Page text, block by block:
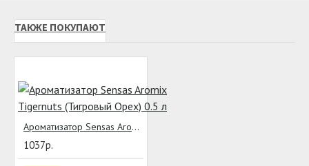
проверен временем и доказал свою эффективность в
самых разных условиях ловли. С ним вы сможете
Преимущества покупки в магазине
Мистер Карп
рыбакам по всей России находить качественные
ТАКЖЕ ПОКУПАЮТ
Ароматизатор Sensas Aromix Tigernuts (Тигровый Орех) 0.5 л
1037р.